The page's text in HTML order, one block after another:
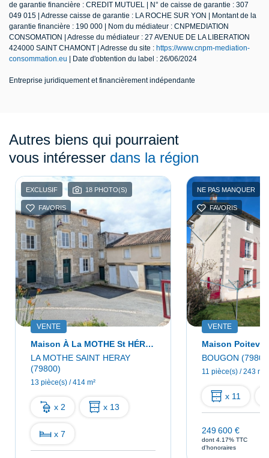
de garantie financière : CREDIT MUTUEL | N° de caisse de garantie : 307
049 015 | Adresse caisse de garantie : LA ROCHE SUR YON | Montant de la
garantie financière : 190 000 | Nom du médiateur : CNPMEDIATION
CONSOMATION | Adresse du médiateur : 27 AVENUE DE LA LIBERATION
424000 SAINT CHAMONT | Adresse du site : https://www.cnpm-mediation-
consommation.eu | Date d'obtention du label : 26/06/2024
Entreprise juridiquement et financièrement indépendante
Autres biens qui pourraient
vous intéresser dans la région
EXCLUSIF 18 PHOTO(S)
FAVORIS
VENTE
Maison À La MOTHE St HÉRAY
LA MOTHE SAINT HERAY
(79800)
13 pièce(s) / 414 m²
x 2 x 13
x 7
NE PAS MANQUER
FAVORIS
VENTE
Maison
BOUGON
11 pièce(s) / 243 m²
x 11
249 600 €
dont 4.17% TTC
d'honoraires